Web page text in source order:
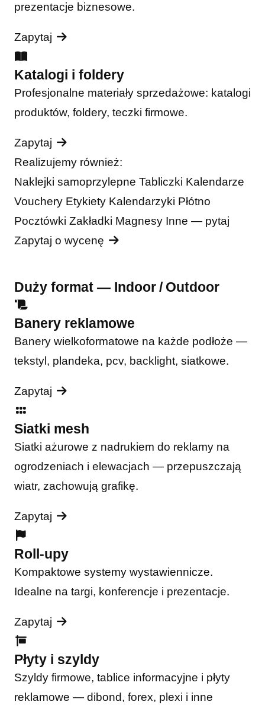
prezentacje biznesowe.
Zapytaj
Katalogi i foldery
Profesjonalne materiały sprzedażowe: katalogi
produktów, foldery, teczki firmowe.
Zapytaj
Realizujemy również:
Naklejki samoprzylepne Tabliczki Kalendarze
Vouchery Etykiety Kalendarzyki Płótno
Pocztówki Zakładki Magnesy Inne — pytaj
Zapytaj o wycenę
Duży format — Indoor / Outdoor
Banery reklamowe
Banery wielkoformatowe na każde podłoże —
tekstyl, plandeka, pcv, backlight, siatkowe.
Zapytaj
Siatki mesh
Siatki ażurowe z nadrukiem do reklamy na
ogrodzeniach i elewacjach — przepuszczają
wiatr, zachowują grafikę.
Zapytaj
Roll-upy
Kompaktowe systemy wystawiennicze.
Idealne na targi, konferencje i prezentacje.
Zapytaj
Płyty i szyldy
Szyldy firmowe, tablice informacyjne i płyty
reklamowe — dibond, forex, plexi i inne